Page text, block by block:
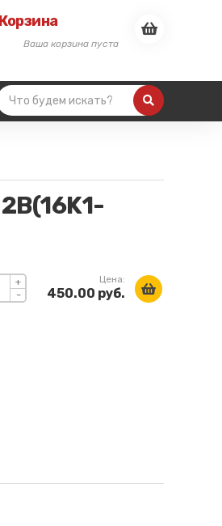
Корзина
Ваша корзина пуста
+
-
Цена:
450.00 руб.